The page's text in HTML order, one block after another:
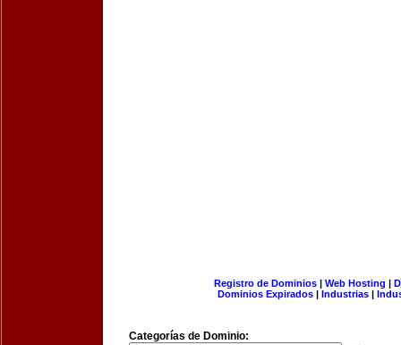
Registro de Dominios| Web Hosting |
Dominios Expirados | Industrias |
Categorías de Dominio: